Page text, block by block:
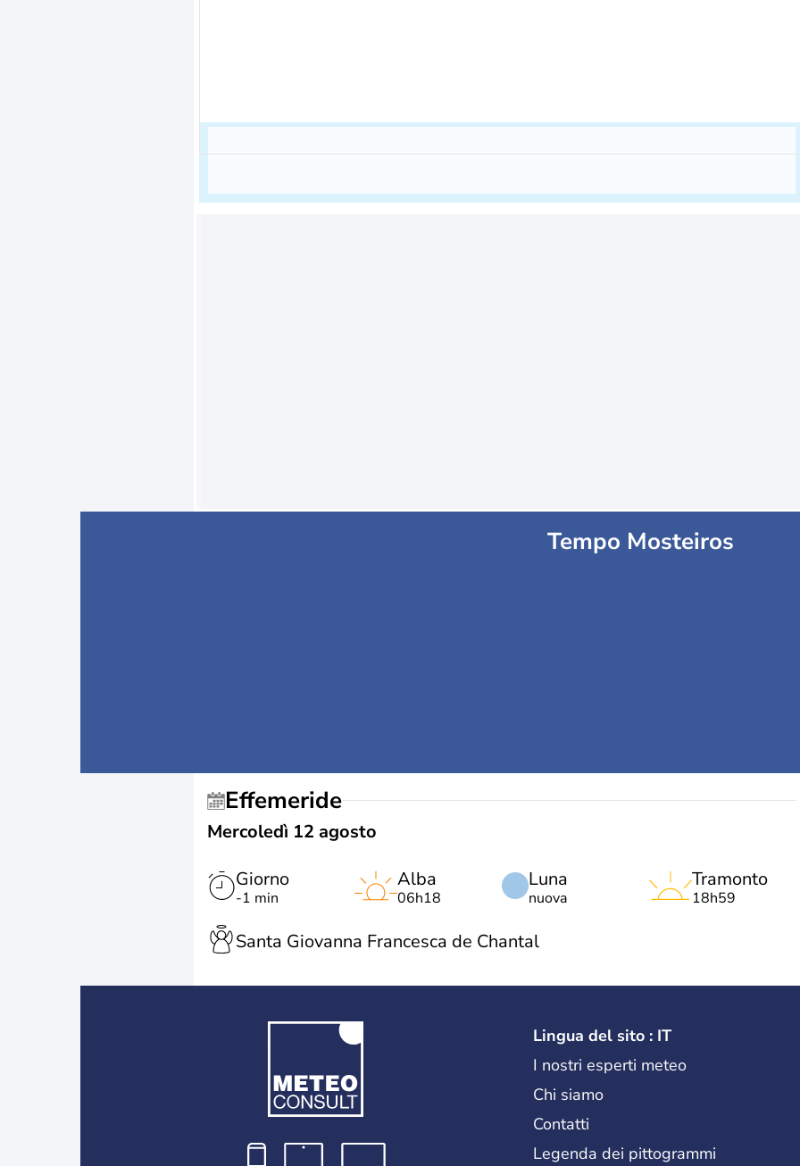
Tempo Mosteiros
Effemeride
Mercoledì 12 agosto
Giorno
-1 min
Luna
nuova
Alba
06h18
Tramonto
18h59
Santa Giovanna Francesca de Chantal
Lingua del sito : IT
I nostri esperti meteo
Chi siamo
Contatti
Legenda dei pittogrammi